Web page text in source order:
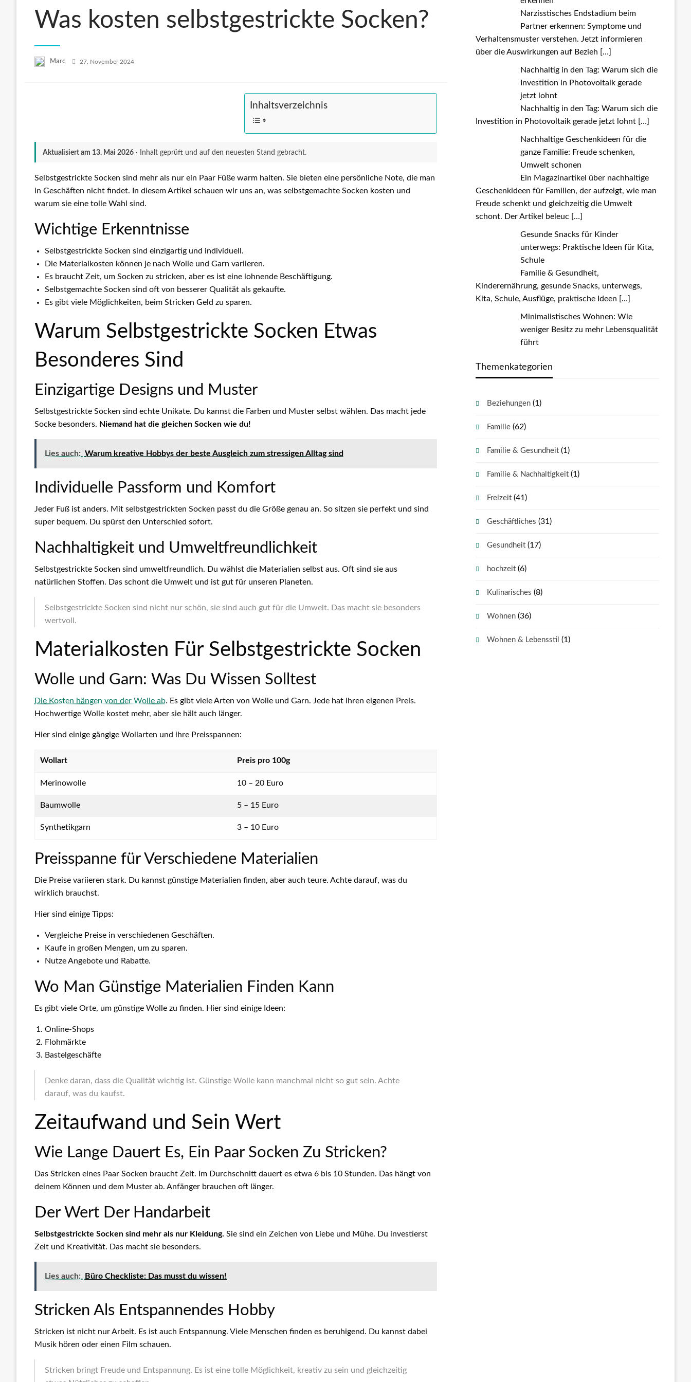
Was kosten selbstgestrickte Socken?
Marc
Posted
27. November 2024
Inhaltsverzeichnis
Aktualisiert am 13. Mai 2026· Inhalt geprüft und auf den neuesten Stand gebracht.
Selbstgestrickte Socken sind mehr als nur ein Paar Füße warm halten. Sie bieten eine persönliche Note, die man
in Geschäften nicht findet. In diesem Artikel schauen wir uns an, was selbstgemachte Socken kosten und
warum sie eine tolle Wahl sind.
Wichtige Erkenntnisse
Selbstgestrickte Socken sind einzigartig und individuell.
Die Materialkosten können je nach Wolle und Garn variieren.
Es braucht Zeit, um Socken zu stricken, aber es ist eine lohnende Beschäftigung.
Selbstgemachte Socken sind oft von besserer Qualität als gekaufte.
Es gibt viele Möglichkeiten, beim Stricken Geld zu sparen.
Warum Selbstgestrickte Socken Etwas
Besonderes Sind
Einzigartige Designs und Muster
Selbstgestrickte Socken sind echte Unikate. Du kannst die Farben und Muster selbst wählen. Das macht jede
Socke besonders. Niemand hat die gleichen Socken wie du!
Lies auch: Warum kreative Hobbys der beste Ausgleich zum stressigen Alltag sind
Individuelle Passform und Komfort
Jeder Fuß ist anders. Mit selbstgestrickten Socken passt du die Größe genau an. So sitzen sie perfekt und sind
super bequem. Du spürst den Unterschied sofort.
Nachhaltigkeit und Umweltfreundlichkeit
Selbstgestrickte Socken sind umweltfreundlich. Du wählst die Materialien selbst aus. Oft sind sie aus
natürlichen Stoffen. Das schont die Umwelt und ist gut für unseren Planeten.
Selbstgestrickte Socken sind nicht nur schön, sie sind auch gut für die Umwelt. Das macht sie besonders
wertvoll.
Materialkosten Für Selbstgestrickte Socken
Wolle und Garn: Was Du Wissen Solltest
Die Kosten hängen von der Wolle ab. Es gibt viele Arten von Wolle und Garn. Jede hat ihren eigenen Preis.
Hochwertige Wolle kostet mehr, aber sie hält auch länger.
Hier sind einige gängige Wollarten und ihre Preisspannen:
Wollart Preis pro 100g
Merinowolle 10 – 20 Euro
Baumwolle 5 – 15 Euro
Synthetikgarn 3 – 10 Euro
Preisspanne für Verschiedene Materialien
Die Preise variieren stark. Du kannst günstige Materialien finden, aber auch teure. Achte darauf, was du
wirklich brauchst.
Hier sind einige Tipps:
Vergleiche Preise in verschiedenen Geschäften.
Kaufe in großen Mengen, um zu sparen.
Nutze Angebote und Rabatte.
Wo Man Günstige Materialien Finden Kann
Es gibt viele Orte, um günstige Wolle zu finden. Hier sind einige Ideen:
Online-Shops
Flohmärkte
Bastelgeschäfte
Denke daran, dass die Qualität wichtig ist. Günstige Wolle kann manchmal nicht so gut sein. Achte
darauf, was du kaufst.
Zeitaufwand und Sein Wert
Wie Lange Dauert Es, Ein Paar Socken Zu Stricken?
Das Stricken eines Paar Socken braucht Zeit. Im Durchschnitt dauert es etwa 6 bis 10 Stunden. Das hängt von
deinem Können und dem Muster ab. Anfänger brauchen oft länger.
Der Wert Der Handarbeit
Selbstgestrickte Socken sind mehr als nur Kleidung. Sie sind ein Zeichen von Liebe und Mühe. Du investierst
Zeit und Kreativität. Das macht sie besonders.
Lies auch: Büro Checkliste: Das musst du wissen!
Stricken Als Entspannendes Hobby
Stricken ist nicht nur Arbeit. Es ist auch Entspannung. Viele Menschen finden es beruhigend. Du kannst dabei
Musik hören oder einen Film schauen.
Stricken bringt Freude und Entspannung. Es ist eine tolle Möglichkeit, kreativ zu sein und gleichzeitig
Narzisstisches Endstadium beim
Partner erkennen: Symptome und
Verhaltensmuster verstehen. Jetzt informieren
über die Auswirkungen auf Bezieh […]
Nachhaltig in den Tag: Warum sich die
Investition in Photovoltaik gerade
jetzt lohnt
Nachhaltig in den Tag: Warum sich die
Investition in Photovoltaik gerade jetzt lohnt […]
Nachhaltige Geschenkideen für die
ganze Familie: Freude schenken,
Umwelt schonen
Ein Magazinartikel über nachhaltige
Geschenkideen für Familien, der aufzeigt, wie man
Freude schenkt und gleichzeitig die Umwelt
schont. Der Artikel beleuc […]
Gesunde Snacks für Kinder
unterwegs: Praktische Ideen für Kita,
Schule
Familie & Gesundheit,
Kinderernährung, gesunde Snacks, unterwegs,
Kita, Schule, Ausflüge, praktische Ideen […]
Minimalistisches Wohnen: Wie
weniger Besitz zu mehr Lebensqualität
führt
Themenkategorien
Beziehungen (1)
Familie (62)
Familie & Gesundheit (1)
Familie & Nachhaltigkeit (1)
Freizeit (41)
Geschäftliches (31)
Gesundheit (17)
hochzeit (6)
Kulinarisches (8)
Wohnen (36)
Wohnen & Lebensstil (1)